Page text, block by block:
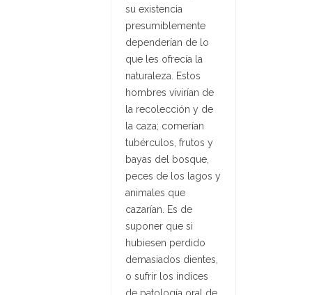
su existencia
presumiblemente
dependerían de lo
que les ofrecía la
naturaleza. Estos
hombres vivirían de
la recolección y de
la caza; comerían
tubérculos, frutos y
bayas del bosque,
peces de los lagos y
animales que
cazarían. Es de
suponer que si
hubiesen perdido
demasiados dientes,
o sufrir los índices